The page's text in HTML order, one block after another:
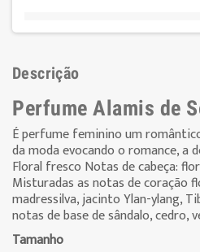
Descrição
Perfume Alamis de
Éperfumefemininoum
damodaevocandooromance,a
Floral fresco Notas de cabeça:
Misturadasas notas de coração
madressilva,jacintoYlan-ylang,
notas de basedesândalo, cedro,
Tamanho